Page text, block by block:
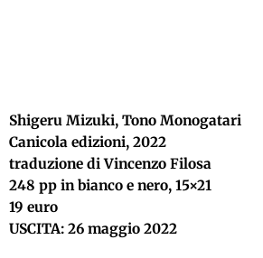
Shigeru Mizuki, Tono Monogatari
Canicola edizioni, 2022
traduzione di Vincenzo Filosa
248 pp in bianco e nero, 15×21
19 euro
USCITA: 26 maggio 2022